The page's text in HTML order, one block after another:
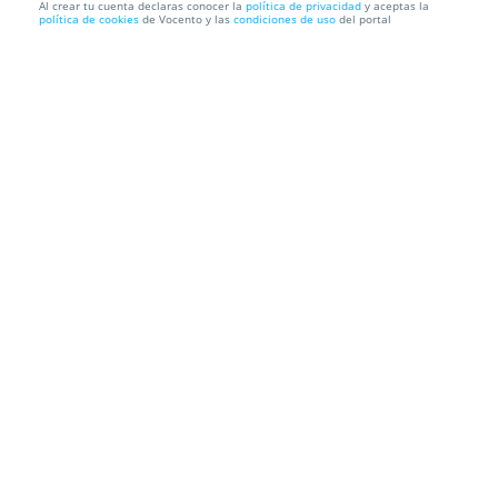
STUDIO x SHDW / SUPERGLOSS / ORBE 31 julio
Al crear tu cuenta declaras conocer la política de privacidad y aceptas la
política de cookies de Vocento y las condiciones de uso del portal